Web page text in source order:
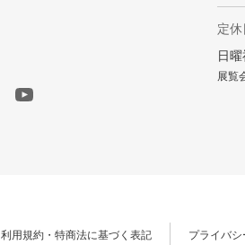
定休
日
展覧
利用規約・特商法に基づく表記 プライバ